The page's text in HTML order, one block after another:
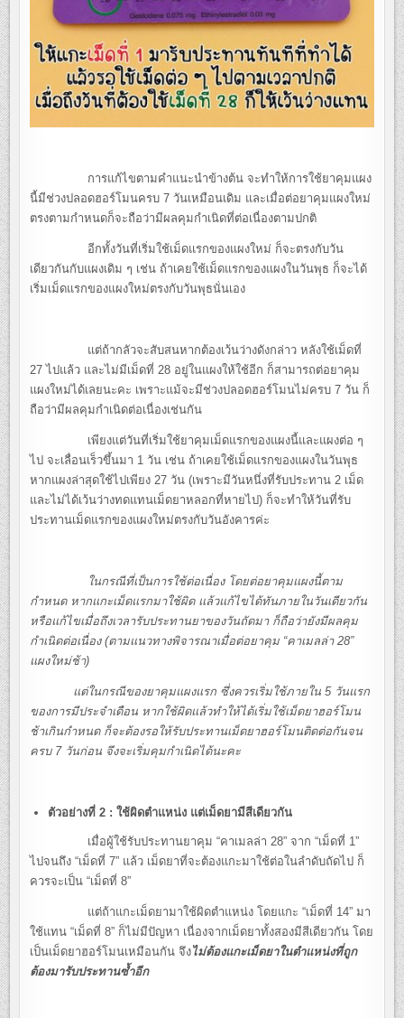
การแก้ไขตามคำแนะนำข้างต้น จะทำให้การใช้ยาคุมแผง
นี้มีช่วงปลอดฮอร์โมนครบ 7 วันเหมือนเดิม และเมื่อต่อยาคุมแผงใหม่
ตรงตามกำหนดก็จะถือว่ามีผลคุมกำเนิดที่ต่อเนื่องตามปกติ
อีกทั้งวันที่เริ่มใช้เม็ดแรกของแผงใหม่ ก็จะตรงกับวัน
เดียวกันกับแผงเดิม ๆ เช่น ถ้าเคยใช้เม็ดแรกของแผงในวันพุธ ก็จะได้
เริ่มเม็ดแรกของแผงใหม่ตรงกับวันพุธนั่นเอง
แต่ถ้ากลัวจะสับสนหากต้องเว้นว่างดังกล่าว หลังใช้เม็ดที่
27 ไปแล้ว และไม่มีเม็ดที่ 28 อยู่ในแผงให้ใช้อีก ก็สามารถต่อยาคุม
แผงใหม่ได้เลยนะคะ เพราะแม้จะมีช่วงปลอดฮอร์โมนไม่ครบ 7 วัน ก็
ถือว่ามีผลคุมกำเนิดต่อเนื่องเช่นกัน
เพียงแต่วันที่เริ่มใช้ยาคุมเม็ดแรกของแผงนี้และแผงต่อ ๆ
ไป จะเลื่อนเร็วขึ้นมา 1 วัน เช่น ถ้าเคยใช้เม็ดแรกของแผงในวันพุธ
หากแผงล่าสุดใช้ไปเพียง 27 วัน (เพราะมีวันหนึ่งที่รับประทาน 2 เม็ด
และไม่ได้เว้นว่างทดแทนเม็ดยาหลอกที่หายไป) ก็จะทำให้วันที่รับ
ประทานเม็ดแรกของแผงใหม่ตรงกับวันอังคารค่ะ
ในกรณีที่เป็นการใช้ต่อเนื่อง โดยต่อยาคุมแผงนี้ตาม
กำหนด หากแกะเม็ดแรกมาใช้ผิด แล้วแก้ไขได้ทันภายในวันเดียวกัน
หรือแก้ไขเมื่อถึงเวลารับประทานยาของวันถัดมา ก็ถือว่ายังมีผลคุม
กำเนิดต่อเนื่อง (ตามแนวทางพิจารณาเมื่อต่อยาคุม “คาเมลล่า 28”
แผงใหม่ช้า)
แต่ในกรณีของยาคุมแผงแรก ซึ่งควรเริ่มใช้ภายใน 5 วันแรก
ของการมีประจำเดือน หากใช้ผิดแล้วทำให้ได้เริ่มใช้เม็ดยาฮอร์โมน
ช้าเกินกำหนด ก็จะต้องรอให้รับประทานเม็ดยาฮอร์โมนติดต่อกันจน
ครบ 7 วันก่อน จึงจะเริ่มคุมกำเนิดได้นะคะ
ตัวอย่างที่ 2 : ใช้ผิดตำแหน่ง แต่เม็ดยามีสีเดียวกัน
เมื่อผู้ใช้รับประทานยาคุม “คาเมลล่า 28” จาก “เม็ดที่ 1”
ไปจนถึง “เม็ดที่ 7” แล้ว เม็ดยาที่จะต้องแกะมาใช้ต่อในลำดับถัดไป ก็
ควรจะเป็น “เม็ดที่ 8”
แต่ถ้าแกะเม็ดยามาใช้ผิดตำแหน่ง โดยแกะ “เม็ดที่ 14” มา
ใช้แทน “เม็ดที่ 8” ก็ไม่มีปัญหา เนื่องจากเม็ดยาทั้งสองมีสีเดียวกัน โดย
เป็นเม็ดยาฮอร์โมนเหมือนกัน จึงไม่ต้องแกะเม็ดยาในตำแหน่งที่ถูก
ต้องมารับประทานซ้ำอีก